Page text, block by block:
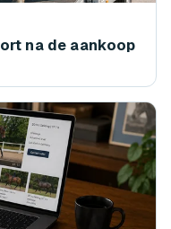
na de aankoop